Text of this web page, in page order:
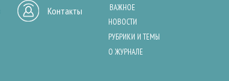
Контакты
ВАЖНОЕ
НОВОСТИ
РУБРИКИ И ТЕМЫ
О ЖУРНАЛЕ